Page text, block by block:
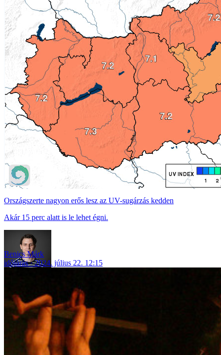
Országszerte nagyon erős lesz az UV-sugárzás kedden
Akár 15 perc alatt is le lehet égni.
Benics Márk
időjárás
2024. július 22. 12:15